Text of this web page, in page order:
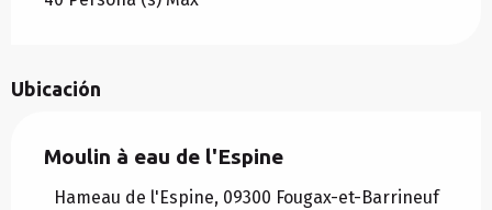
Ubicación
Moulin à eau de l'Espine
Hameau de l'Espine, 09300 Fougax-et-Barrineuf